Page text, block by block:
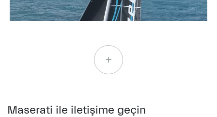
Maserati ile iletişime geçin